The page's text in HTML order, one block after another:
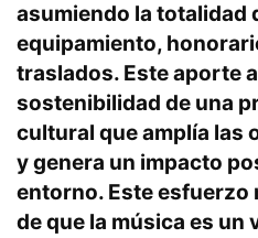
asumiendo la totalidad
equipamiento,
traslados. Este aporte
sostenibilidad de una
cultural que amplía las
y genera un impacto
entorno. Este esfuerzo
de que la música es un